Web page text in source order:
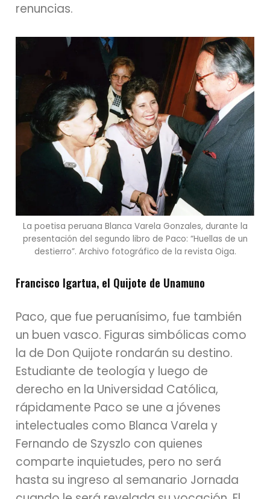
renuncias.
La poetisa peruana Blanca Varela Gonzales, durante la
presentación del segundo libro de Paco: “Huellas de un
destierro”. Archivo fotográfico de la revista Oiga.
Francisco Igartua, el Quijote de Unamuno
Paco, que fue peruanísimo, fue también
un buen vasco. Figuras simbólicas como
la de Don Quijote rondarán su destino.
Estudiante de teología y luego de
derecho en la Universidad Católica,
rápidamente Paco se une a jóvenes
intelectuales como Blanca Varela y
Fernando de Szyszlo con quienes
comparte inquietudes, pero no será
hasta su ingreso al semanario Jornada